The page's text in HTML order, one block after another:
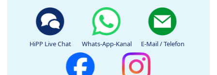
HiPP Live Chat Whats-App-Kanal E-Mail / Telefon